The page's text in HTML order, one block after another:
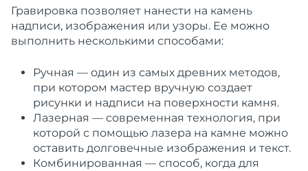
Гравировка позволяет нанести на камень
надписи, изображения или узоры. Ее можно
выполнить несколькими способами:
Ручная — один из самых древних методов,
при котором мастер вручную создает
рисунки и надписи на поверхности камня.
Лазерная — современная технология, при
которой с помощью лазера на камне можно
оставить долговечные изображения и текст.
Комбинированная — способ, когда для